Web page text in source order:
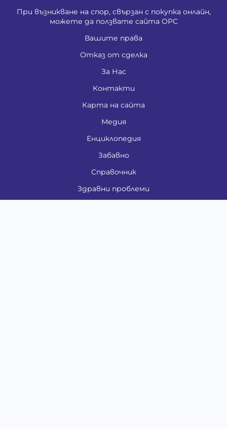
При възникване на спор, свързан с покупка онлайн,
можете да ползвате сайта ОРС
Вашите права
Отказ от сделка
За Нас
Контакти
Карта на сайта
Медия
Енциклопедия
Забавно
Справочник
Здравни проблеми